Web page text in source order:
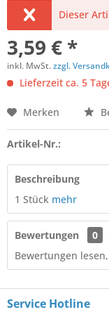
Dieser
3,59 € *
inkl. MwSt.zzgl.
Lieferzeit ca. 5
Merken
Artikel-Nr.:
Beschreibung
1 Stück mehr
Bewertungen
0
Bewertungen
Service Hotline